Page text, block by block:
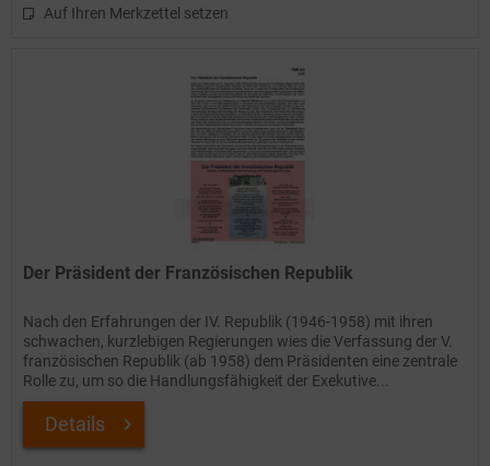
Auf Ihren Merkzettel setzen
Der Präsident der Französischen Republik
Nach den Erfahrungen der IV. Republik (1946-1958) mit ihren
schwachen, kurzlebigen Regierungen wies die Verfassung der V.
französischen Republik (ab 1958) dem Präsidenten eine zentrale
Rolle zu, um so die Handlungsfähigkeit der Exekutive...
Details